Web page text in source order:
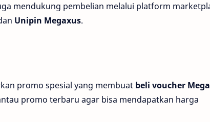
mendukung pembelian melalui platform
Unipin Megaxus.
promo spesial yang membuat beli voucher
promo terbaru agar bisa mendapatkan harga